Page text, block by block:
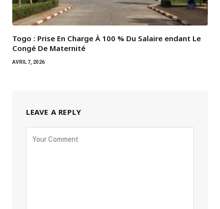
Togo : Prise En Charge À 100 % Du Salaire endant Le
Congé De Maternité
AVRIL 7, 2026
LEAVE A REPLY